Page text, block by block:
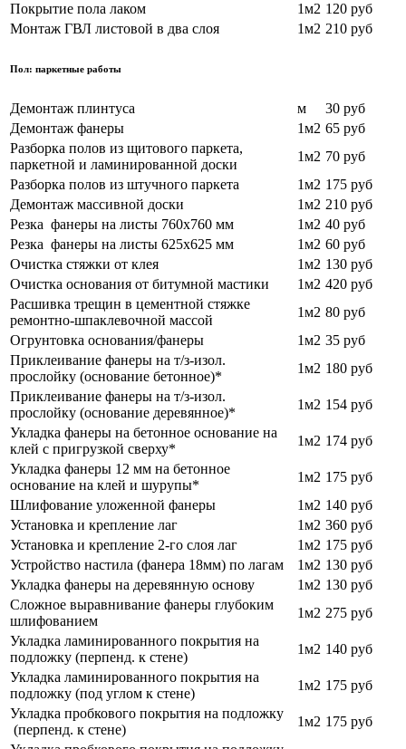
Покрытие пола лаком
1м2 120 руб
Монтаж ГВЛ листовой в два слоя
1м2 210 руб
Пол: паркетные работы
Демонтаж плинтуса м
30 руб
Демонтаж фанеры
1м2 65 руб
Разборка полов из щитового паркета,
паркетной и ламинированной доски
1м2 70 руб
Разборка полов из штучного паркета
1м2 175 руб
Демонтаж массивной доски
1м2 210 руб
Резка фанеры на листы 760х760 мм
1м2 40 руб
Резка фанеры на листы 625х625 мм
1м2 60 руб
Очистка стяжки от клея
1м2 130 руб
Очистка основания от битумной мастики
1м2 420 руб
Расшивка трещин в цементной стяжке
ремонтно-шпаклевочной массой
1м2 80 руб
Огрунтовка основания/фанеры
1м2 35 руб
Приклеивание фанеры на т/з-изол.
прослойку (основание бетонное)*
1м2 180 руб
Приклеивание фанеры на т/з-изол.
прослойку (основание деревянное)*
1м2 154 руб
Укладка фанеры на бетонное основание на
клей с пригрузкой сверху*
1м2 174 руб
Укладка фанеры 12 мм на бетонное
основание на клей и шурупы*
1м2 175 руб
Шлифование уложенной фанеры
1м2 140 руб
Установка и крепление лаг
1м2 360 руб
Установка и крепление 2-го слоя лаг
1м2 175 руб
Устройство настила (фанера 18мм) по лагам
1м2 130 руб
Укладка фанеры на деревянную основу
1м2 130 руб
Сложное выравнивание фанеры глубоким
шлифованием
1м2 275 руб
Укладка ламинированного покрытия на
подложку (перпенд. к стене)
1м2 140 руб
Укладка ламинированного покрытия на
подложку (под углом к стене)
1м2 175 руб
Укладка пробкового покрытия на подложку
(перпенд. к стене)
1м2 175 руб